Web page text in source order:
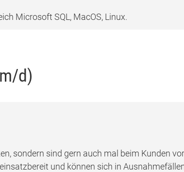
Microsoft SQL, MacOS, Linux.
d)
sondern sind gern auch mal beim Kunden
und können sich in